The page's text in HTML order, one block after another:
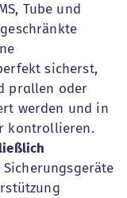
Tube und
sicherst,
prallen oder
werden und in
kontrollieren.
Sicherungsgeräte